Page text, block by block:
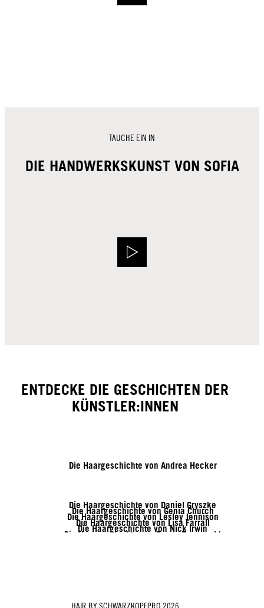
TAUCHE EIN IN
DIE HANDWERKSKUNST VON SOFIA
ENTDECKE DIE GESCHICHTEN DER
KÜNSTLER:INNEN
Die Haargeschichte von Andrea Hecker
Die Haargeschichte von Daniel Gryszke
Die Haargeschichte von Genia Church
Die Haargeschichte von Lesley Jennison
Die Haargeschichte von Lisa Farrall
Die Haargeschichte von Nick Irwin
Die Haargeschichte von Rozan Zonneveld
HAIR BY SCHWARZKOPFPRO 2026